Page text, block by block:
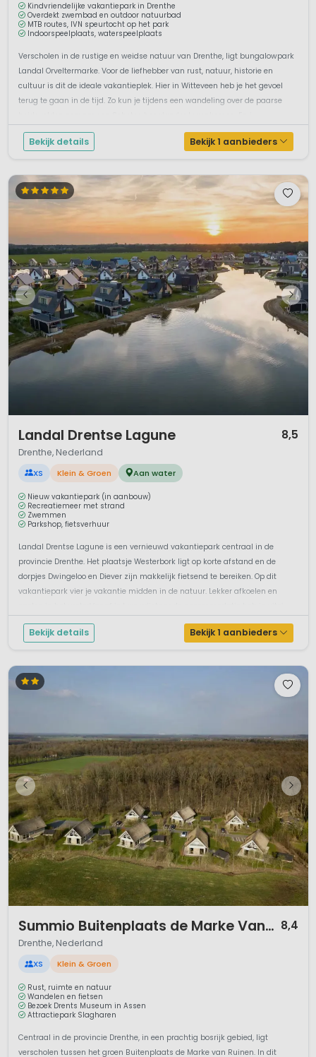
Kindvriendelijke vakantiepark in Drenthe
Overdekt zwembad en outdoor natuurbad
MTB routes, IVN speurtocht op het park
Indoorspeelplaats, waterspeelplaats
Verscholen in de rustige en weidse natuur van Drenthe, ligt bungalowpark
Landal Orveltermarke. Voor de liefhebber van rust, natuur, historie en
cultuur is dit de ideale vakantieplek. Hier in Witteveen heb je het gevoel
terug te gaan in de tijd. Zo kun je tijdens een wandeling over de paarse
Bekijk details Bekijk 1 aanbieders
Landal Drentse Lagune 8,5
Drenthe, Nederland
XS Klein & Groen Aan water
Nieuw vakantiepark (in aanbouw)
Recreatiemeer met strand
Zwemmen
Parkshop, fietsverhuur
Landal Drentse Lagune is een vernieuwd vakantiepark centraal in de
provincie Drenthe. Het plaatsje Westerbork ligt op korte afstand en de
dorpjes Dwingeloo en Diever zijn makkelijk fietsend te bereiken. Op dit
vakantiepark vier je vakantie midden in de natuur. Lekker afkoelen en
Bekijk details Bekijk 1 aanbieders
Summio Buitenplaats de Marke Van Ruinen 8,4
Drenthe, Nederland
XS Klein & Groen
Rust, ruimte en natuur
Wandelen en fietsen
Bezoek Drents Museum in Assen
Attractiepark Slagharen
Centraal in de provincie Drenthe, in een prachtig bosrijk gebied, ligt
verscholen tussen het groen Buitenplaats de Marke van Ruinen. In dit